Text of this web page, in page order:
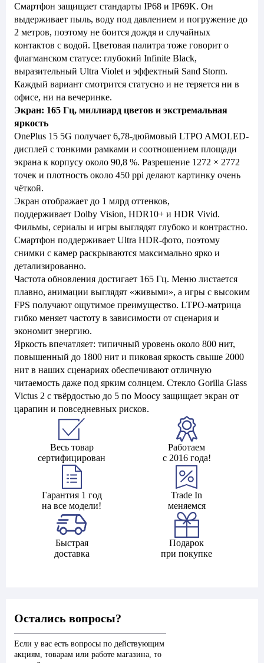
Смартфон защищает стандарты IP68 и IP69K. Он
выдерживает пыль, воду под давлением и погружение до
2 метров, поэтому не боится дождя и случайных
контактов с водой. Цветовая палитра тоже говорит о
флагманском статусе: глубокий Infinite Black,
выразительный Ultra Violet и эффектный Sand Storm.
Каждый вариант смотрится статусно и не теряется ни в
офисе, ни на вечеринке.
Экран: 165 Гц, миллиард цветов и экстремальная
яркость
OnePlus 15 5G получает 6,78-дюймовый LTPO AMOLED-
дисплей с тонкими рамками и соотношением площади
экрана к корпусу около 90,8 %. Разрешение 1272 × 2772
точек и плотность около 450 ppi делают картинку очень
чёткой.
Экран отображает до 1 млрд оттенков,
поддерживает Dolby Vision, HDR10+ и HDR Vivid.
Фильмы, сериалы и игры выглядят глубоко и контрастно.
Смартфон поддерживает Ultra HDR-фото, поэтому
снимки с камер раскрываются максимально ярко и
детализированно.
Частота обновления достигает 165 Гц. Меню листается
плавно, анимации выглядят «живыми», а игры с высоким
FPS получают ощутимое преимущество. LTPO-матрица
гибко меняет частоту в зависимости от сценария и
экономит энергию.
Яркость впечатляет: типичный уровень около 800 нит,
повышенный до 1800 нит и пиковая яркость свыше 2000
нит в наших сценариях обеспечивают отличную
читаемость даже под ярким солнцем. Стекло Gorilla Glass
Victus 2 с твёрдостью до 5 по Моосу защищает экран от
царапин и повседневных рисков.
Весь товар
сертифицирован
Работаем
с 2016 года!
Гарантия 1 год
на все модели!
Trade In
меняемся
Быстрая
доставка
Подарок
при покупке
Остались вопросы?
Если у вас есть вопросы по действующим
акциям, товарам или работе магазина, то